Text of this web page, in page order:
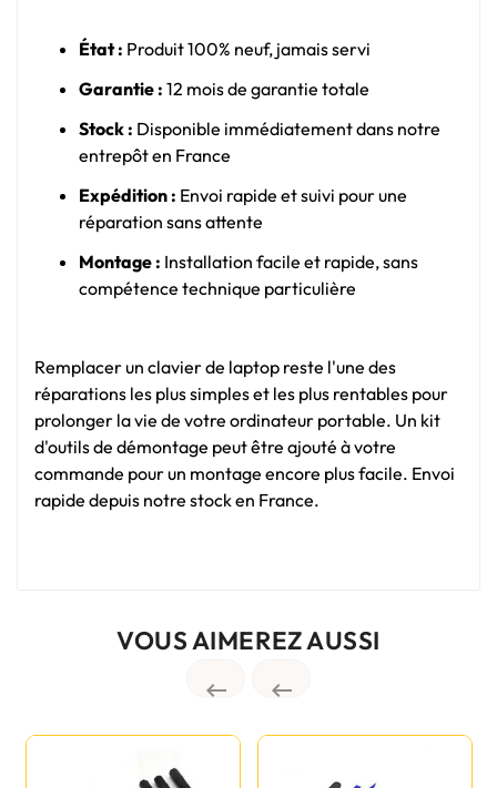
État : Produit 100% neuf, jamais servi
Garantie : 12 mois de garantie totale
Stock : Disponible immédiatement dans notre
entrepôt en France
Expédition : Envoi rapide et suivi pour une
réparation sans attente
Montage : Installation facile et rapide, sans
compétence technique particulière
Remplacer un clavier de laptop reste l'une des
réparations les plus simples et les plus rentables pour
prolonger la vie de votre ordinateur portable. Un kit
d'outils de démontage peut être ajouté à votre
commande pour un montage encore plus facile. Envoi
rapide depuis notre stock en France.
VOUS AIMEREZ AUSSI
 